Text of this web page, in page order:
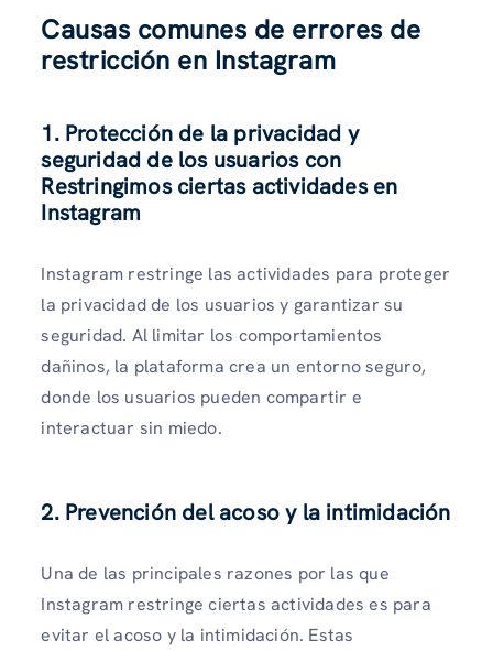
Causas comunes de errores de
restricción en Instagram
1. Protección de la privacidad y
seguridad de los usuarios con
Restringimos ciertas actividades en
Instagram
Instagram restringe las actividades para proteger
la privacidad de los usuarios y garantizar su
seguridad. Al limitar los comportamientos
dañinos, la plataforma crea un entorno seguro,
donde los usuarios pueden compartir e
interactuar sin miedo.
2. Prevención del acoso y la intimidación
Una de las principales razones por las que
Instagram restringe ciertas actividades es para
evitar el acoso y la intimidación. Estas